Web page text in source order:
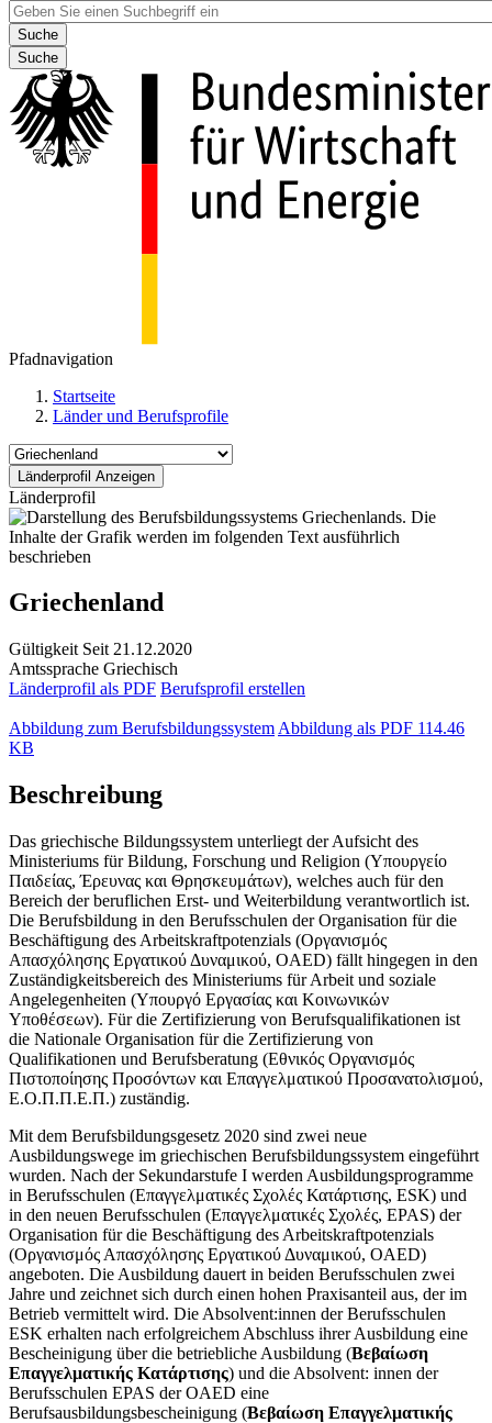
Suche
Pfadnavigation
Startseite
Länder und Berufsprofile
Länderprofil
Griechenland
Gültigkeit Seit 21.12.2020
Amtssprache Griechisch
Länderprofil als PDF Berufsprofil erstellen
Abbildung zum Berufsbildungssystem Abbildung als PDF 114.46
KB
Beschreibung
Das griechische Bildungssystem unterliegt der Aufsicht des
Ministeriums für Bildung, Forschung und Religion (Υπουργείο
Παιδείας, Έρευνας και Θρησκευμάτων), welches auch für den
Bereich der beruflichen Erst- und Weiterbildung verantwortlich ist.
Die Berufsbildung in den Berufsschulen der Organisation für die
Beschäftigung des Arbeitskraftpotenzials (Οργανισμός
Απασχόλησης Εργατικού Δυναμικού, OAED) fällt hingegen in den
Zuständigkeitsbereich des Ministeriums für Arbeit und soziale
Angelegenheiten (Υπουργό Εργασίας και Κοινωνικών
Υποθέσεων). Für die Zertifizierung von Berufsqualifikationen ist
die Nationale Organisation für die Zertifizierung von
Qualifikationen und Berufsberatung (Εθνικός Οργανισμός
Πιστοποίησης Προσόντων και Επαγγελματικού Προσανατολισμού,
Ε.Ο.Π.Π.Ε.Π.) zuständig.
Mit dem Berufsbildungsgesetz 2020 sind zwei neue
Ausbildungswege im griechischen Berufsbildungssystem eingeführt
wurden. Nach der Sekundarstufe I werden Ausbildungsprogramme
in Berufsschulen (Επαγγελματικές Σχολές Κατάρτισης, ESK) und
in den neuen Berufsschulen (Επαγγελματικές Σχολές, ΕPAS) der
Organisation für die Beschäftigung des Arbeitskraftpotenzials
(Οργανισμός Απασχόλησης Εργατικού Δυναμικού, OAED)
angeboten. Die Ausbildung dauert in beiden Berufsschulen zwei
Jahre und zeichnet sich durch einen hohen Praxisanteil aus, der im
Betrieb vermittelt wird. Die Absolvent:innen der Berufsschulen
ESK erhalten nach erfolgreichem Abschluss ihrer Ausbildung eine
Bescheinigung über die betriebliche Ausbildung (Βεβαίωση
Επαγγελματικής Κατάρτισης) und die Absolvent: innen der
Berufsschulen EPAS der OAED eine
Berufsausbildungsbescheinigung (Βεβαίωση Επαγγελματικής